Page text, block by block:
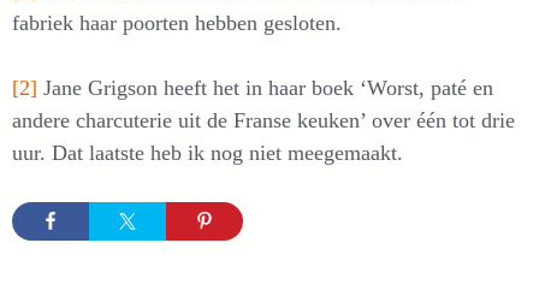
fabriek haar poorten hebben gesloten.
[2] Jane Grigson heeft het in haar boek ‘Worst, paté en
andere charcuterie uit de Franse keuken’ over één tot drie
uur. Dat laatste heb ik nog niet meegemaakt.